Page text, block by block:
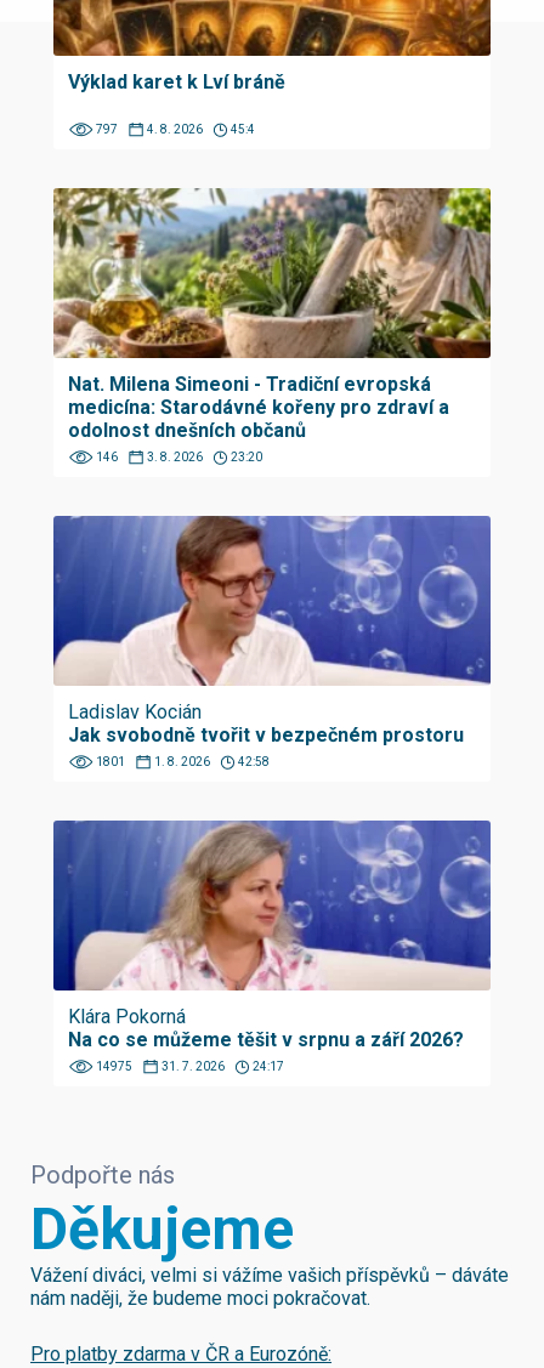
Výklad karet k Lví bráně
797 4. 8. 2026 45:4
Nat. Milena Simeoni - Tradiční evropská
medicína: Starodávné kořeny pro zdraví a
odolnost dnešních občanů
146 3. 8. 2026 23:20
Ladislav Kocián
Jak svobodně tvořit v bezpečném prostoru
1801 1. 8. 2026 42:58
Klára Pokorná
Na co se můžeme těšit v srpnu a září 2026?
14975 31. 7. 2026 24:17
Podpořte nás
Děkujeme
Vážení diváci, velmi si vážíme vašich příspěvků – dáváte
nám naději, že budeme moci pokračovat.
Pro platby zdarma v ČR a Eurozóně: